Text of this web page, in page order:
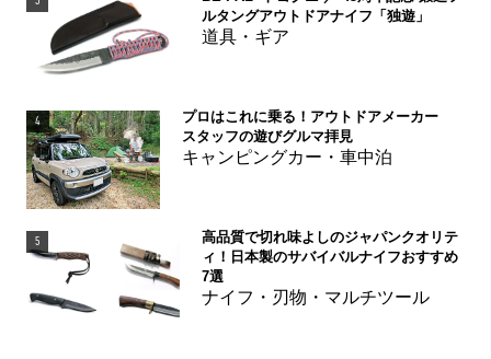
ルタングアウトドアナイフ「独遊」
道具・ギア
4
プロはこれに乗る！アウトドアメーカー
スタッフの遊びグルマ拝見
キャンピングカー・車中泊
5
高品質で切れ味よしのジャパンクオリテ
ィ！日本製のサバイバルナイフおすすめ
7選
ナイフ・刃物・マルチツール